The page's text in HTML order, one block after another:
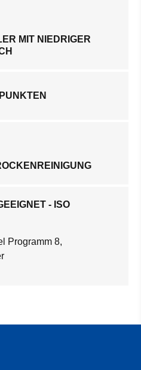
MIT NIEDRIGER
- ISO
Programm 8,